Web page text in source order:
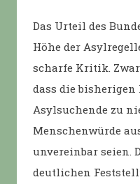
Das Urteil des
Höhe der
scharfe Kritik.
dass die
Asylsuchende zu
Menschenwürde
unvereinbar seien.
deutlichen